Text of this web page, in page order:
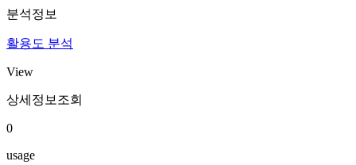
분석정보
활용도 분석
View
상세정보조회
0
usage